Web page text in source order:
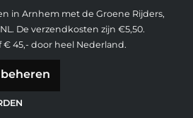
in Arnhem met de Groene Rijders,
De verzendkosten zijn €5,50.
€ 45,- door heel Nederland.